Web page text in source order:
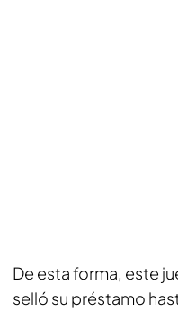
De esta forma, este
selló su préstamo